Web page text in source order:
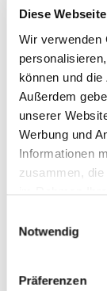
Diese
Wir verwenden
können und
Außerdem
unserer
Werbung und
Informationen
zusammen,
Notwendig
Präferenzen
Dietrich-
Straße 33 ,Itzehoe
Category:
Gottesdienste ,
Source
Ev.-Luth.
Phone: +49 4821
+